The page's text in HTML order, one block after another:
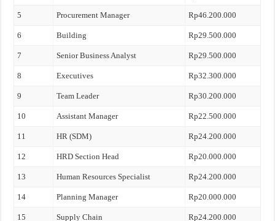
5 Procurement Manager Rp46.200.000
6 Building Rp29.500.000
7 Senior Business Analyst Rp29.500.000
8 Executives Rp32.300.000
9 Team Leader Rp30.200.000
10 Assistant Manager Rp22.500.000
11 HR (SDM) Rp24.200.000
12 HRD Section Head Rp20.000.000
13 Human Resources Specialist Rp24.200.000
14 Planning Manager Rp20.000.000
15 Supply Chain Rp24.200.000